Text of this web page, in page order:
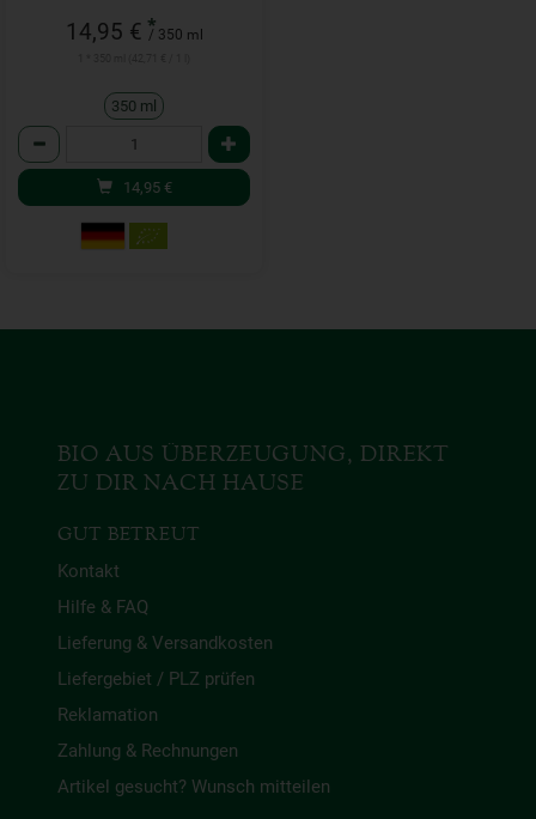
14,95 € *
/ 350 ml
350 ml
Anzahl
14,95 €
BIO AUS ÜBERZEUGUNG, DIREKT
ZU DIR NACH HAUSE
GUT BETREUT
Kontakt
Hilfe & FAQ
Lieferung & Versandkosten
Liefergebiet / PLZ prüfen
Reklamation
Zahlung & Rechnungen
Artikel gesucht? Wunsch mitteilen